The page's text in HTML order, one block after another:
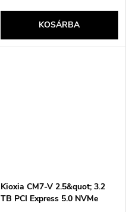
KOSÁRBA
Kioxia CM7-V 2.5&quot; 3.2
TB PCI Express 5.0 NVMe